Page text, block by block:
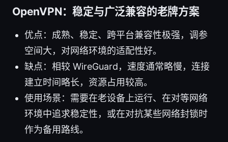
OpenVPN：稳定与广泛兼容的老牌方案
优点：成熟、稳定、跨平台兼容性极强，调参
空间大，对网络环境的适配性好。
缺点：相较 WireGuard，速度通常略慢，连接
建立时间略长，资源占用较高。
使用场景：需要在老设备上运行、在对等网络
环境中追求稳定性，或在对抗某些网络封锁时
作为备用路线。